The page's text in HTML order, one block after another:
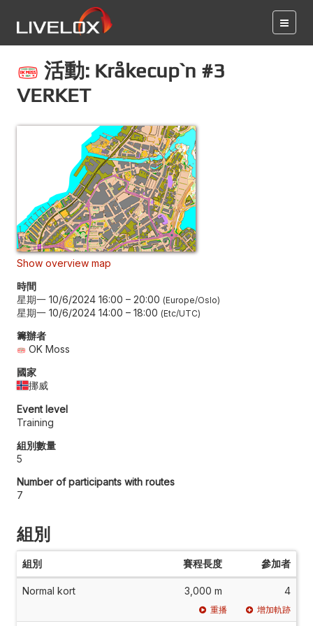
活動: Kråkecup`n #3
VERKET
Show overview map
時間
星期一 10/6/2024 16:00 – 20:00 Europe/Oslo
星期一 10/6/2024 14:00 – 18:00 Etc/UTC
籌辦者
OK Moss
國家
挪威
Event level
Training
組別數量
5
Number of participants with routes
7
組別
組別 賽程長度 參加者
Normal kort 3,000 m 4
重播 增加軌跡